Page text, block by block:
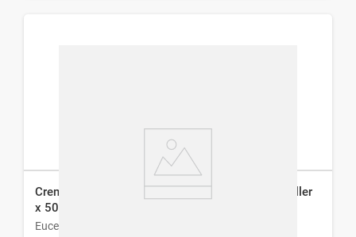
Crema Antiarrugas de Noche Eucerin Hyaluron-Filler
x 50 ml
Eucerin